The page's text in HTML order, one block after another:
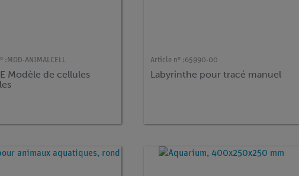
: MOD-ANIMALCELL
Modèle de cellules
Article n° :65990-00
Labyrinthe pour tracé manuel